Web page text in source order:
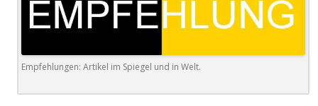
Empfehlungen: Artikel im Spiegel und in Welt.